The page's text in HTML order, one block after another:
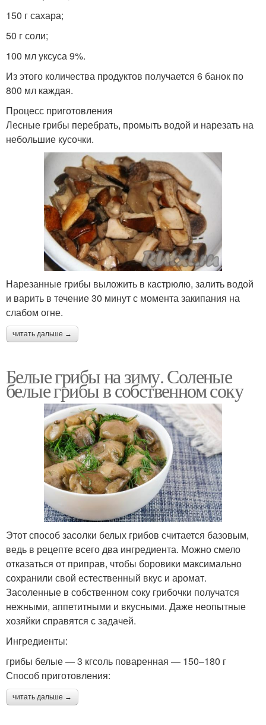
150 г сахара;
50 г соли;
100 мл уксуса 9%.
Из этого количества продуктов получается 6 банок по
800 мл каждая.
Процесс приготовления
Лесные грибы перебрать, промыть водой и нарезать на
небольшие кусочки.
Нарезанные грибы выложить в кастрюлю, залить водой
и варить в течение 30 минут с момента закипания на
слабом огне.
читать дальше →
Белые грибы на зиму. Соленые
белые грибы в собственном соку
Этот способ засолки белых грибов считается базовым,
ведь в рецепте всего два ингредиента. Можно смело
отказаться от приправ, чтобы боровики максимально
сохранили свой естественный вкус и аромат.
Засоленные в собственном соку грибочки получатся
нежными, аппетитными и вкусными. Даже неопытные
хозяйки справятся с задачей.
Ингредиенты:
грибы белые — 3 кгсоль поваренная — 150–180 г
Способ приготовления:
читать дальше →